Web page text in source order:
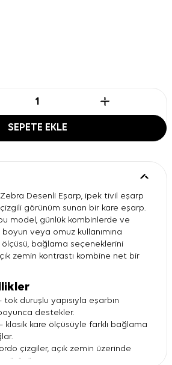
SEPETE EKLE
Desenli Eşarp, ipek tivil eşarp
görünüm sunan bir kare eşarp.
model, günlük kombinlerde ve
veya omuz kullanımına
bağlama seçeneklerini
zemin kontrastı kombine net bir
duruşlu yapısıyla eşarbın
destekler.
klasik kare ölçüsüyle farklı bağlama
çizgiler, açık zemin üzerinde